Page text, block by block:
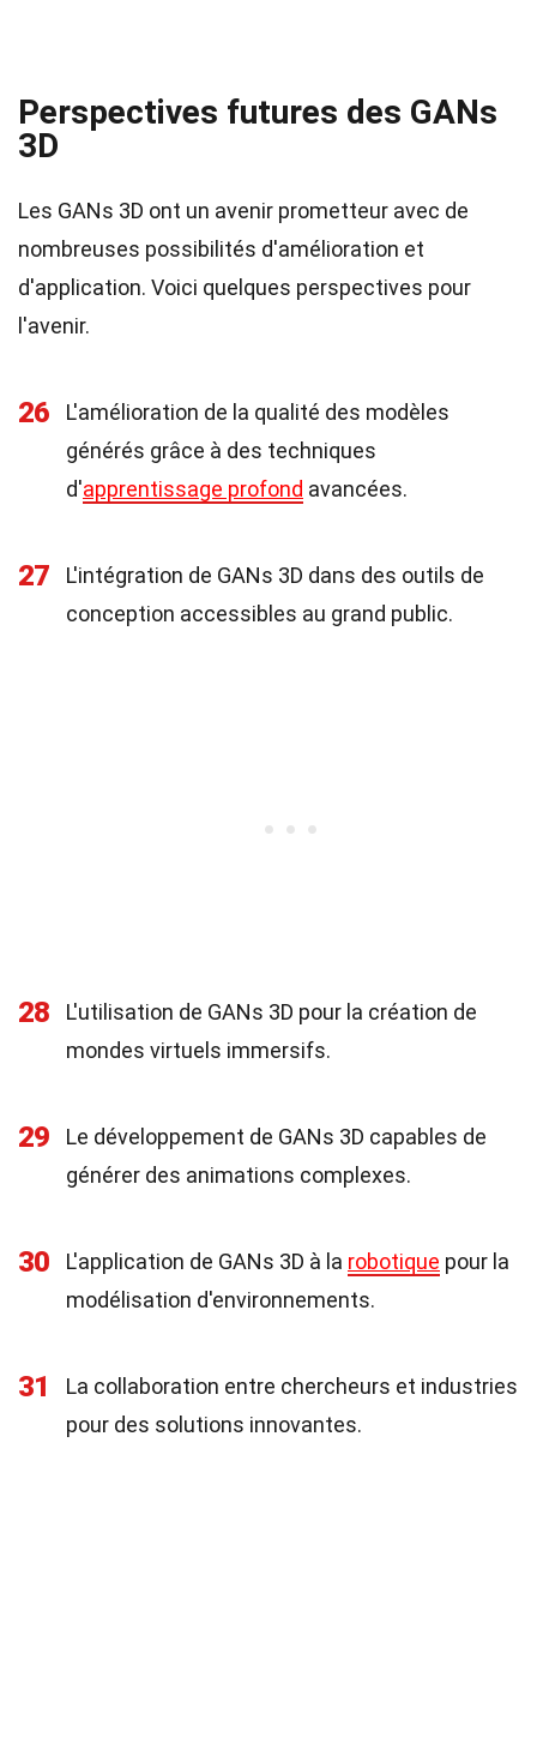
Perspectives futures des GANs
3D
Les GANs 3D ont un avenir prometteur avec de
nombreuses possibilités d'amélioration et
d'application. Voici quelques perspectives pour
l'avenir.
26
L'amélioration de la qualité des modèles
générés grâce à des techniques
d'apprentissage profond avancées.
27
L'intégration de GANs 3D dans des outils de
conception accessibles au grand public.
28
L'utilisation de GANs 3D pour la création de
mondes virtuels immersifs.
29
Le développement de GANs 3D capables de
générer des animations complexes.
30 L'application de GANs 3D à la robotique pour la
modélisation d'environnements.
31
La collaboration entre chercheurs et industries
pour des solutions innovantes.